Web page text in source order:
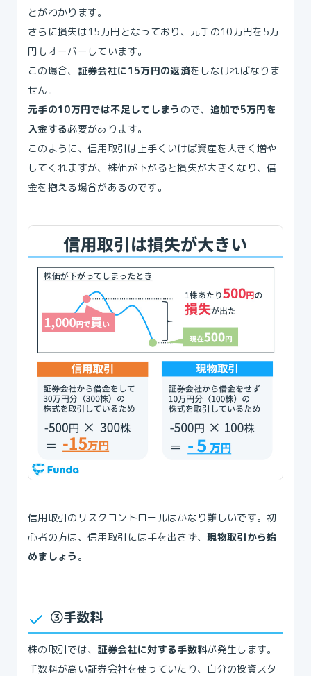
とがわかります。
さらに損失は15万円となっており、元手の10万円を5万
円もオーバーしています。
この場合、 証券会社に15万円の返済をしなければなりま
せん。
元手の10万円では不足してしまう ので、 追加で5万円を
入金する必要があります。
このように、信用取引は上手くいけば資産を大きく増や
してくれますが、株価が下がると損失が大きくなり、借
金を抱える場合があるのです。
信用取引のリスクコントロールはかなり難しいです。初
心者の方は、信用取引には手を出さず、現物取引から始
めましょう 。
③手数料
株の取引では、 証券会社に対する手数料が発生します。
手数料が高い証券会社を使っていたり、自分の投資スタ